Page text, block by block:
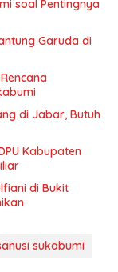
soal Pentingnya
Garuda di
di Jabar, Butuh
Kabupaten
di Bukit
sukabumi